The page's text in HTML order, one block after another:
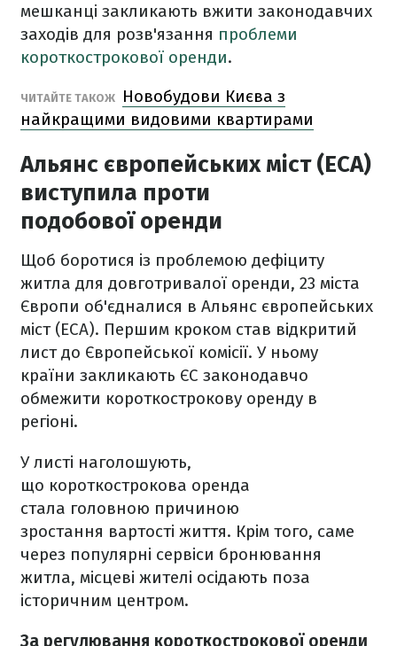
мешканці закликають вжити законодавчих
заходів для розв'язання проблеми
короткострокової оренди.
ЧИТАЙТЕ ТАКОЖ
Новобудови Києва з
найкращими видовими квартирами
Альянс європейських міст (ECA)
виступила проти
подобової оренди
Щоб боротися із проблемою дефіциту
житла для довготривалої оренди, 23 міста
Європи об'єдналися в Альянс європейських
міст (ECA). Першим кроком став відкритий
лист до Європейської комісії. У ньому
країни закликають ЄС законодавчо
обмежити короткострокову оренду в
регіоні.
У листі наголошують,
що короткострокова оренда
стала головною причиною
зростання вартості життя. Крім того, саме
через популярні сервіси бронювання
житла, місцеві жителі осідають поза
історичним центром.
За регулювання короткострокової оренди